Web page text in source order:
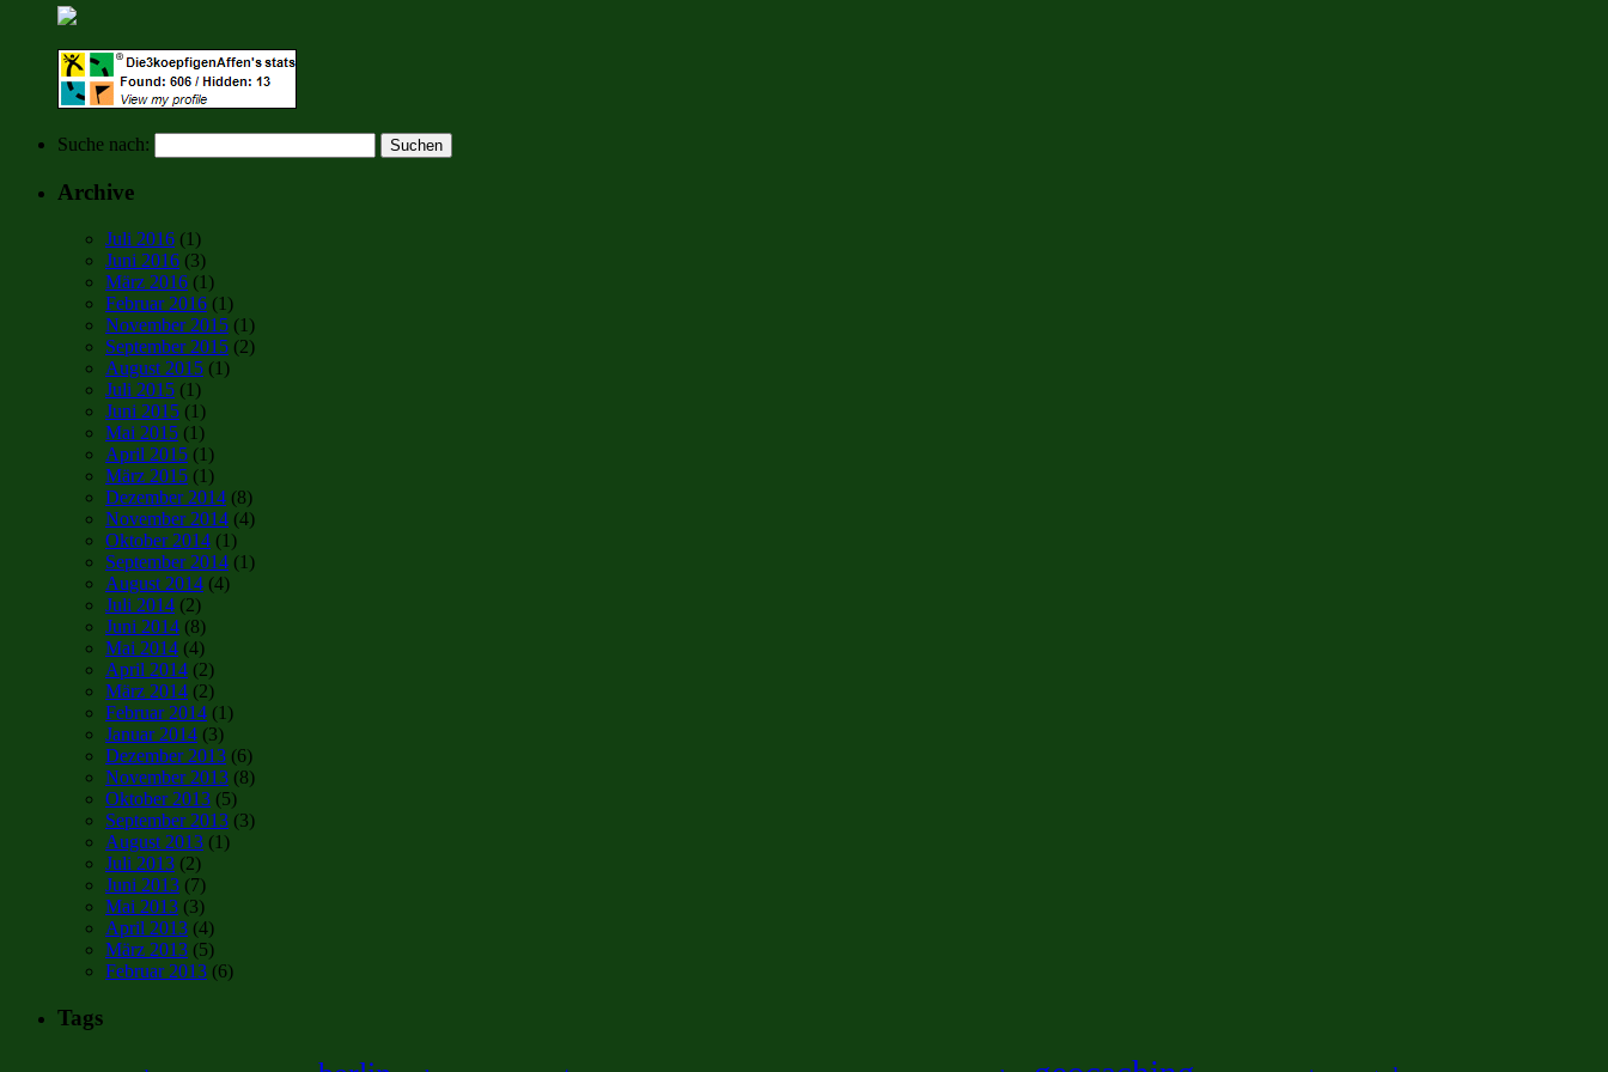
Suche nach:
Archive
Juli 2016 (1)
Juni 2016 (3)
März 2016 (1)
Februar 2016 (1)
November 2015 (1)
September 2015 (2)
August 2015 (1)
Juli 2015 (1)
Juni 2015 (1)
Mai 2015 (1)
April 2015 (1)
März 2015 (1)
Dezember 2014 (8)
November 2014 (4)
Oktober 2014 (1)
September 2014 (1)
August 2014 (4)
Juli 2014 (2)
Juni 2014 (8)
Mai 2014 (4)
April 2014 (2)
März 2014 (2)
Februar 2014 (1)
Januar 2014 (3)
Dezember 2013 (6)
November 2013 (8)
Oktober 2013 (5)
September 2013 (3)
August 2013 (1)
Juli 2013 (2)
Juni 2013 (7)
Mai 2013 (3)
April 2013 (4)
März 2013 (5)
Februar 2013 (6)
Tags